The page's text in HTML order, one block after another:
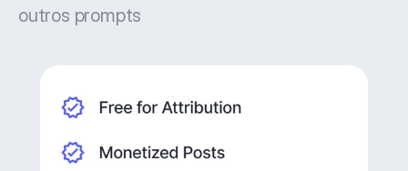
outros prompts